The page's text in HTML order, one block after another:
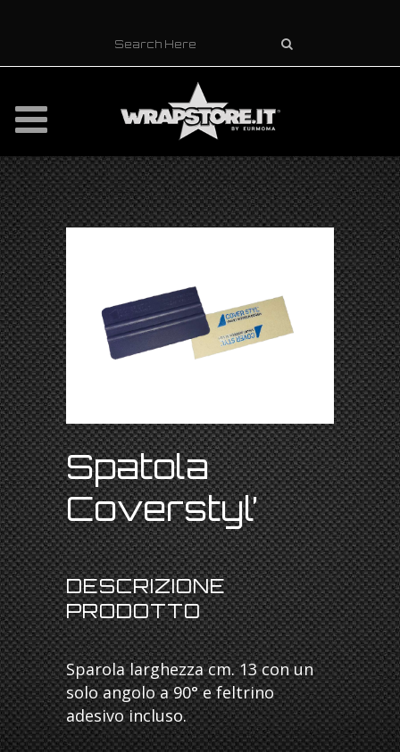
Spatola
Coverstyl’
DESCRIZIONE
PRODOTTO
Sparola larghezza cm. 13 con un
solo angolo a 90° e feltrino
adesivo incluso.